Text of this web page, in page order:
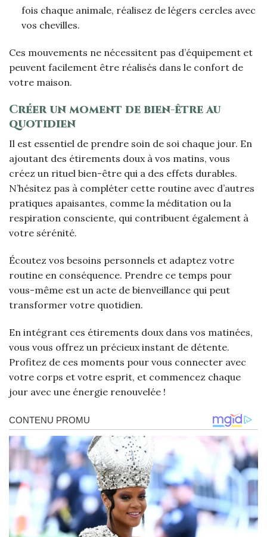
fois chaque animale, réalisez de légers cercles avec
vos chevilles.
Ces mouvements ne nécessitent pas d’équipement et
peuvent facilement être réalisés dans le confort de
votre maison.
Créer un moment de bien-être au
quotidien
Il est essentiel de prendre soin de soi chaque jour. En
ajoutant des étirements doux à vos matins, vous
créez un rituel bien-être qui a des effets durables.
N’hésitez pas à compléter cette routine avec d’autres
pratiques apaisantes, comme la méditation ou la
respiration consciente, qui contribuent également à
votre sérénité.
Écoutez vos besoins personnels et adaptez votre
routine en conséquence. Prendre ce temps pour
vous-même est un acte de bienveillance qui peut
transformer votre quotidien.
En intégrant ces étirements doux dans vos matinées,
vous vous offrez un précieux instant de détente.
Profitez de ces moments pour vous connecter avec
votre corps et votre esprit, et commencez chaque
jour avec une énergie renouvelée !